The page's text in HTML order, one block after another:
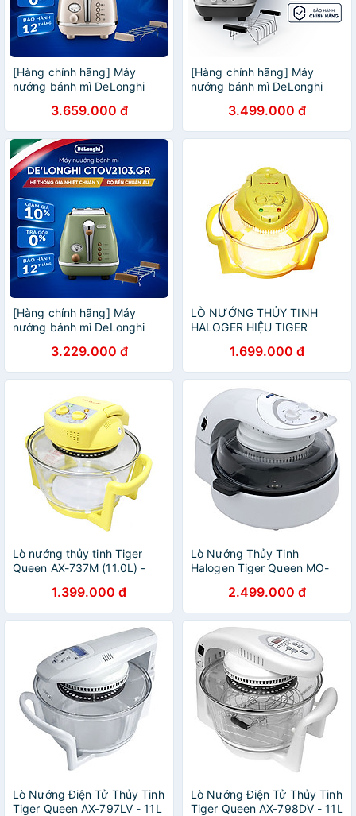
[Hàng chính hãng] Máy
nướng bánh mì DeLonghi
(BG/ GY)3.659.000 đ
[Hàng chính hãng] Máy
nướng bánh mì DeLonghi
3.499.000 đ
[Hàng chính hãng] Máy
nướng bánh mì DeLonghi
(BG/ GR)3.229.000 đ
LÒ NƯỚNG THỦY TINH
HALOGER HIỆU TIGER
HÀNG CHÍNH HÃNG
1.699.000 đ
Lò nướng thủy tinh Tiger
Queen AX-737M (11.0L) -
1.399.000 đ
Lò Nướng Thủy Tinh
Halogen Tiger Queen MO-
2.499.000 đ
Lò Nướng Điện Tử Thủy Tinh
Tiger Queen AX-797LV - 11L
Lò Nướng Điện Tử Thủy Tinh
Tiger Queen AX-798DV - 11L